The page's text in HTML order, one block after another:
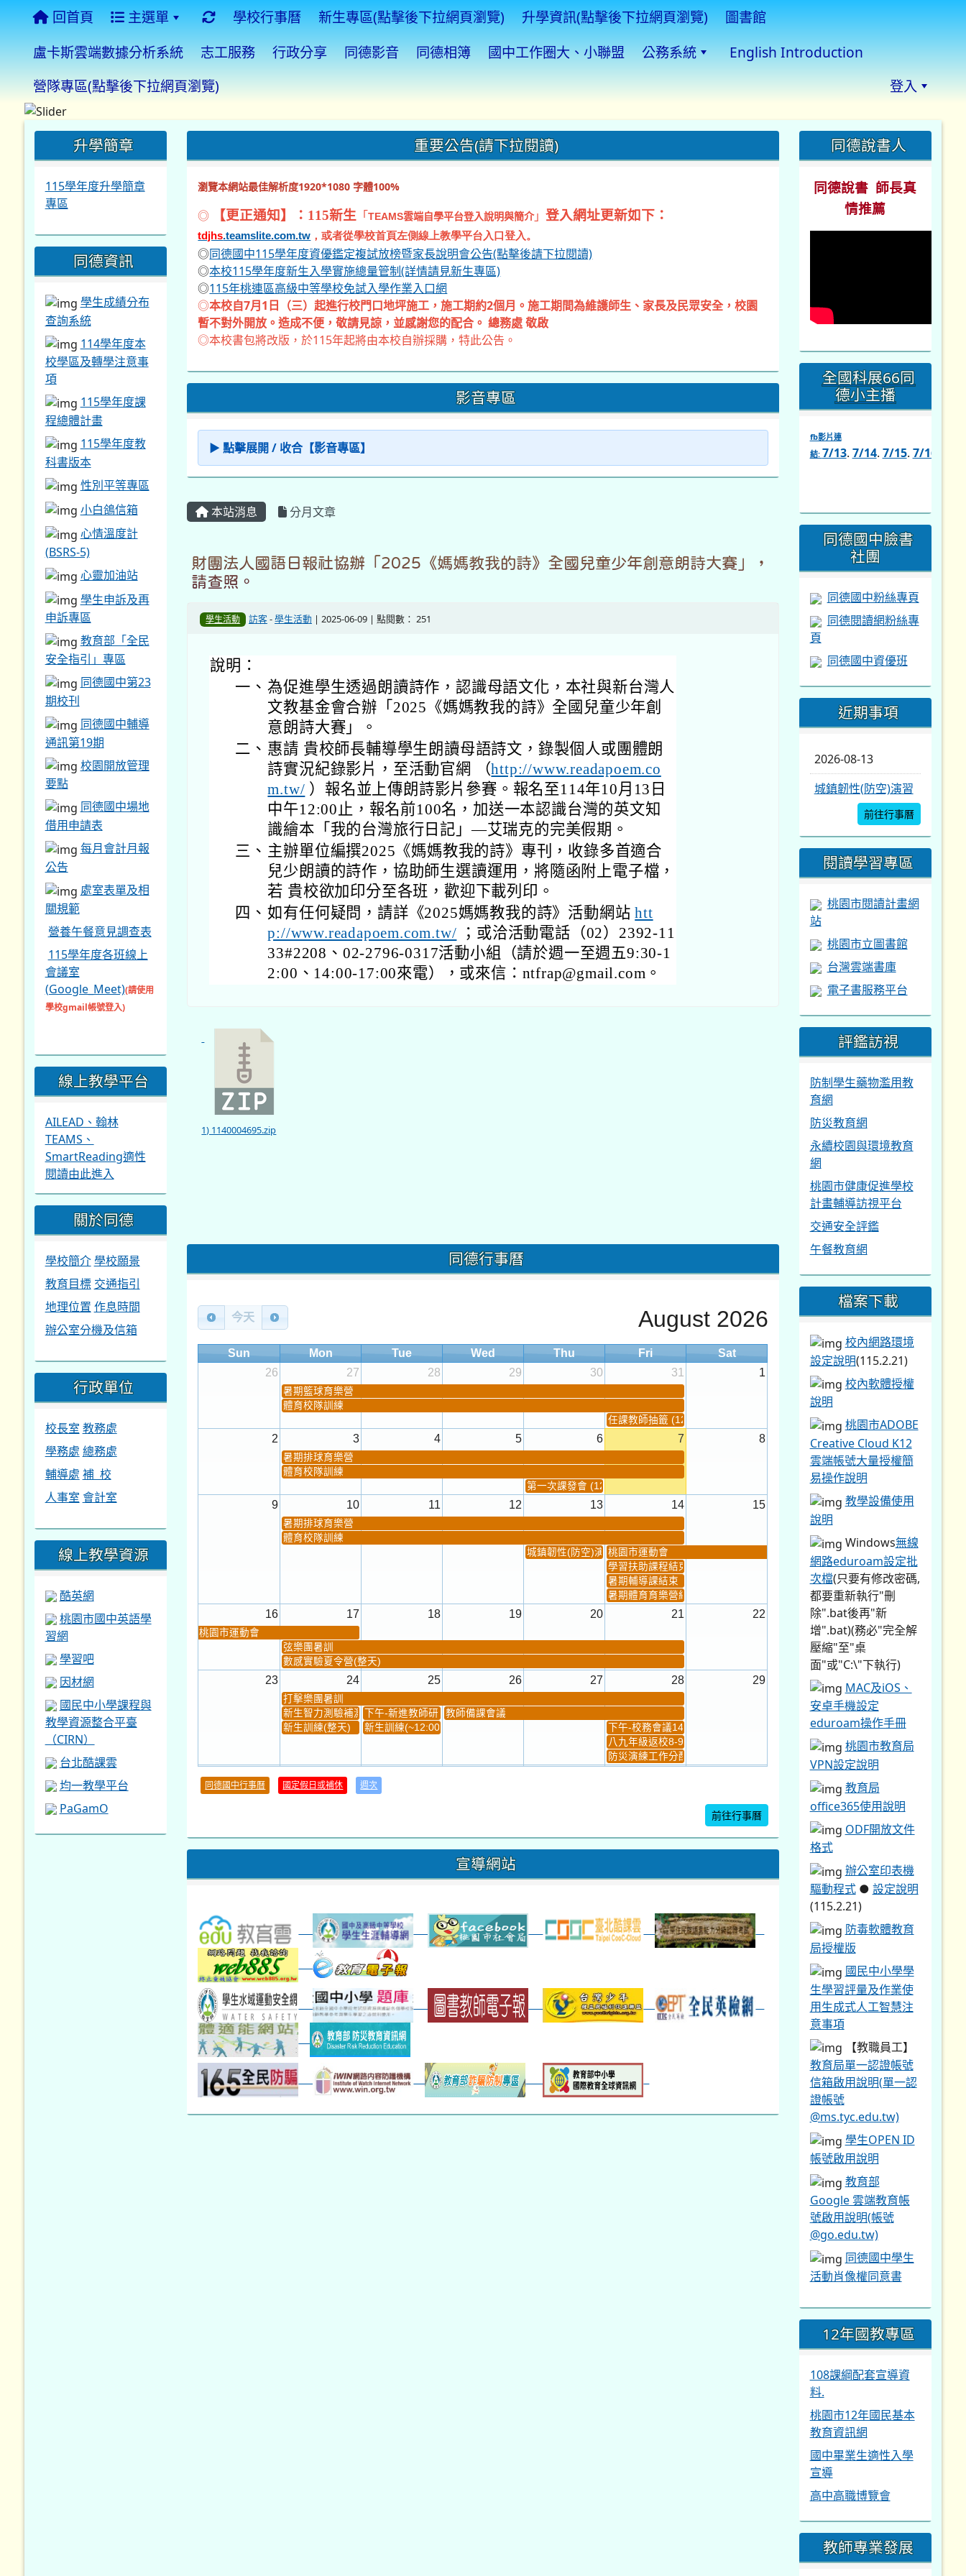
回首頁 主選單 學校行事曆 新生專區(點擊後下拉網頁瀏覽) 升學資訊(點擊後下拉網頁瀏覽)
圖書館
盧卡斯雲端數據分析系統
志工服務 行政分享 同德影音 同德相簿 國中工作圈大、小聯盟 公務系統
English Introduction
營隊專區(點擊後下拉網頁瀏覽)
登入
重要公告(請下拉閱讀)
瀏覽本網站最佳解析度1920*1080 字體100%
◎ 【更正通知】：115新生 「TEAMS雲端自學平台登入說明與簡介」登入網址更新如下：
tdjhs.teamslite.com.tw ，或者從學校首頁左側線上教學平台入口登入。
◎同德國中115學年度資優鑑定複試放榜暨家長說明會公告(點擊後請下拉閱讀)
◎本校115學年度新生入學實施總量管制(詳情請見新生專區)
◎115年桃連區高級中等學校免試入學作業入口網
◎本校自7月1日（三）起進行校門口地坪施工，施工期約2個月。施工期間為維護師生、家長及民眾安全，校園
暫不對外開放。造成不便，敬請見諒，並感謝您的配合。 總務處 敬啟
◎本校書包將改版，於115年起將由本校自辦採購，特此公告。
影音專區
▶ 點擊展開 / 收合【影音專區】
本站消息 分月文章
財團法人國語日報社協辦「2025《媽媽教我的詩》全國兒童少年創意朗詩大賽」，
請查照。
學生活動 訪客-學生活動 | 2025-06-09 | 點閱數： 251
說明：
一、 為促進學生透過朗讀詩作，認識母語文化，本社與新台灣人
文教基金會合辦「2025《媽媽教我的詩》全國兒童少年創
意朗詩大賽」。
二、 惠請 貴校師長輔導學生朗讀母語詩文，錄製個人或團體朗
詩實況紀錄影片，至活動官網 （http://www.readapoem.co
m.tw/ ）報名並上傳朗詩影片參賽。報名至114年10月13日
中午12:00止，報名前100名，加送一本認識台灣的英文知
識繪本「我的台灣旅行日記」—艾瑞克的完美假期。
三、 主辦單位編撰2025《媽媽教我的詩》專刊，收錄多首適合
兒少朗讀的詩作，協助師生選讀運用，將隨函附上電子檔，
若 貴校欲加印分至各班，歡迎下載列印。
四、 如有任何疑問，請詳《2025媽媽教我的詩》活動網站htt
p://www.readapoem.com.tw/ ；或洽活動電話（02）2392-11
33#2208、02-2796-0317活動小組（請於週一至週五9:30-1
2:00、14:00-17:00來電），或來信：ntfrap@gmail.com。
1) 1140004695.zip
同德行事曆
今天 August 2026
Sun Mon Tue Wed Thu Fri
Sat
26
27 28 29 30 31 1
暑期籃球育樂營
體育校隊訓練
任課教師抽籤 (12:30~)...
2 3 4 5 6 7 8
暑期排球育樂營
體育校隊訓練
第一次課發會 (12:30~)
9 10 11 12 13 14 15
暑期排球育樂營
體育校隊訓練
城鎮韌性(防空)演習桃園市運動會
學習扶助課程結束
暑期輔導課結束
暑期體育育樂營結束
16 17 18 19 20 21 22
桃園市運動會
弦樂團暑訓
數感實驗夏令營(整天)
23 24 25 26 27 28 29
打擊樂團暑訓
新生智力測驗補測(...下午-新進教師研習教師備課會議
新生訓練(整天)
新生訓練(~12:00)
下午-校務會議14:00-16...
八九年級返校8-9
防災演練工作分配及...
30 31
本週_健康檢查週 各班器材負責人訓練發放班級書箱及晨讀...
本週_新書展
班週
第一週
超額比序暨免試入學...
同德國中行事曆 國定假日或補休 週次
前往行事曆
宣導網站
::: 升學簡章
115學年度升學簡章
專區
同德資訊
學生成績分布
查詢系統
114學年度本
校學區及轉學注意事
項
115學年度課
程總體計畫
115學年度教
科書版本
性別平等專區
小白鴿信箱
心情溫度計
(BSRS-5)
心靈加油站
學生申訴及再
申訴專區
教育部「全民
安全指引」專區
同德國中第23
期校刊
同德國中輔導
通訊第19期
校園開放管理
要點
同德國中場地
借用申請表
每月會計月報
公告
處室表單及相
關規範
營養午餐意見調查表
115學年度各班線上
會議室
(Google_Meet)(請使用
學校gmail帳號登入)
線上教學平台
AILEAD、翰林
TEAMS、
SmartReading適性
閱讀由此進入
關於同德
學校簡介 學校願景
教育目標 交通指引
地理位置 作息時間
辦公室分機及信箱
行政單位
校長室 教務處
學務處 總務處
輔導處 補 校
人事室 會計室
線上教學資源
酷英網
桃園市國中英語學
習網
學習吧
因材網
國民中小學課程與
教學資源整合平臺
（CIRN）
台北酷課雲
均一教學平台
PaGamO
::: 同德說書人
同德說書 師長真
情推薦
全國科展66同
德小主播
fb影片連
結: 7/13. 7/14. 7/15. 7/16
https://www.facebook.com/
同德國中臉書
社團
同德國中粉絲專頁
同德閱讀網粉絲專
頁
同德國中資優班
近期事項
2026-08-13
城鎮韌性(防空)演習
前往行事曆
閱讀學習專區
桃園市閱讀計畫網
站
桃園市立圖書館
台灣雲端書庫
電子書服務平台
評鑑訪視
防制學生藥物濫用教
育網
防災教育網
永續校園與環境教育
網
桃園市健康促進學校
計畫輔導訪視平台
交通安全評鑑
午餐教育網
檔案下載
校內網路環境
設定說明(115.2.21)
校內軟體授權
說明
桃園市ADOBE
Creative Cloud K12
雲端帳號大量授權簡
易操作說明
教學設備使用
說明
Windows無線
網路eduroam設定批
次檔(只要有修改密碼,
都要重新執行"刪
除".bat後再"新
增".bat)(務必"完全解
壓縮"至"桌
面"或"C:\"下執行)
MAC及iOS、
安卓手機設定
eduroam操作手冊
桃園市教育局
VPN設定說明
教育局
office365使用說明
ODF開放文件
格式
辦公室印表機
驅動程式● 設定說明
(115.2.21)
防毒軟體教育
局授權版
國民中小學學
生學習評量及作業使
用生成式人工智慧注
意事項
【教職員工】
教育局單一認證帳號
信箱啟用說明(單一認
證帳號
@ms.tyc.edu.tw)
學生OPEN ID
帳號啟用說明
教育部
Google 雲端教育帳
號啟用說明(帳號
@go.edu.tw)
同德國中學生
活動肖像權同意書
12年國教專區
108課綱配套宣導資
料.
桃園市12年國民基本
教育資訊網
國中畢業生適性入學
宣導
高中高職博覽會
教師專業發展